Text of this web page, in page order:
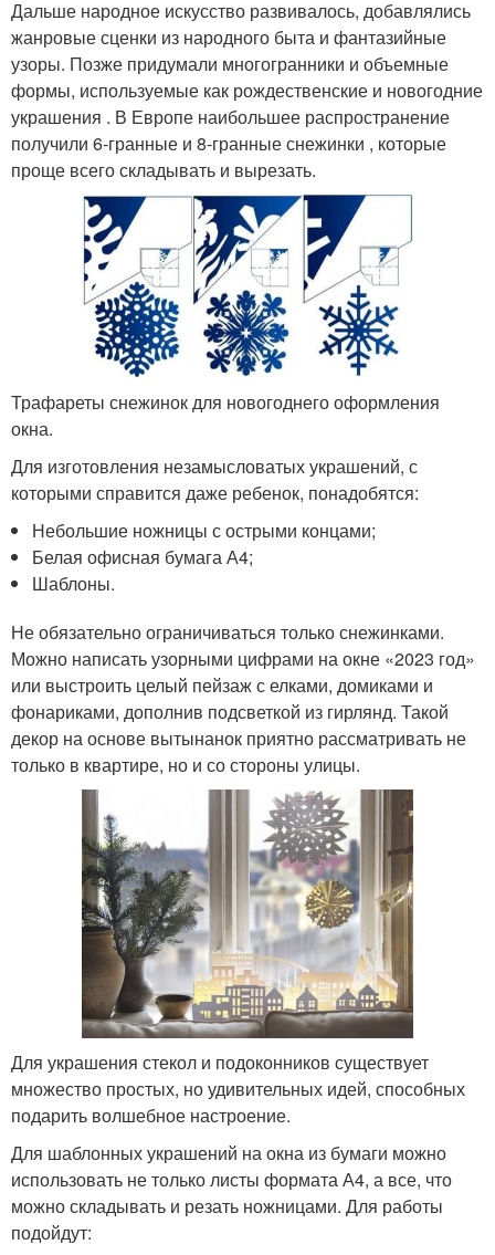
Дальше народное искусство развивалось, добавлялись
жанровые сценки из народного быта и фантазийные
узоры. Позже придумали многогранники и объемные
формы, используемые как рождественские и новогодние
украшения . В Европе наибольшее распространение
получили 6-гранные и 8-гранные снежинки , которые
проще всего складывать и вырезать.
Трафареты снежинок для новогоднего оформления
окна.
Для изготовления незамысловатых украшений, с
которыми справится даже ребенок, понадобятся:
Небольшие ножницы с острыми концами;
Белая офисная бумага А4;
Шаблоны.
Не обязательно ограничиваться только снежинками.
Можно написать узорными цифрами на окне «2023 год»
или выстроить целый пейзаж с елками, домиками и
фонариками, дополнив подсветкой из гирлянд. Такой
декор на основе вытынанок приятно рассматривать не
только в квартире, но и со стороны улицы.
Для украшения стекол и подоконников существует
множество простых, но удивительных идей, способных
подарить волшебное настроение.
Для шаблонных украшений на окна из бумаги можно
использовать не только листы формата А4, а все, что
можно складывать и резать ножницами. Для работы
подойдут: